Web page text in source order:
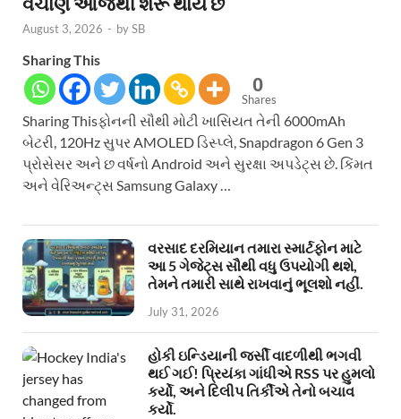
August 3, 2026 - bySB
Sharing This
0
Shares
Sharing Thisફોનની સૌથી મોટી ખાસિયત તેની 6000mAh
બેટરી, 120Hz સુપર AMOLED ડિસ્પ્લે, Snapdragon 6 Gen 3
પ્રોસેસર અને છ વર્ષનો Android અને સુરક્ષા અપડેટ્સ છે. કિંમત
અને વેરિઅન્ટ્સ Samsung Galaxy …
વરસાદ દરમિયાન તમારા સ્માર્ટફોન માટે
આ 5 ગેજેટ્સ સૌથી વધુ ઉપયોગી થશે,
તેમને તમારી સાથે રાખવાનું ભૂલશો નહીં.
July 31, 2026
હોકી ઇન્ડિયાની જર્સી વાદળીથી ભગવી
થઈ ગઈ! પ્રિયંકા ગાંધીએ RSS પર હુમલો
કર્યો, અને દિલીપ તિર્કીએ તેનો બચાવ
કર્યો.